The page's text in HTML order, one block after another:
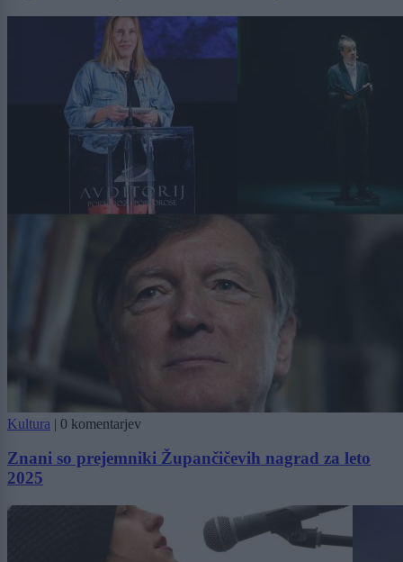
Kultura | 0 komentarjev
Znani so prejemniki Župančičevih nagrad za leto
2025